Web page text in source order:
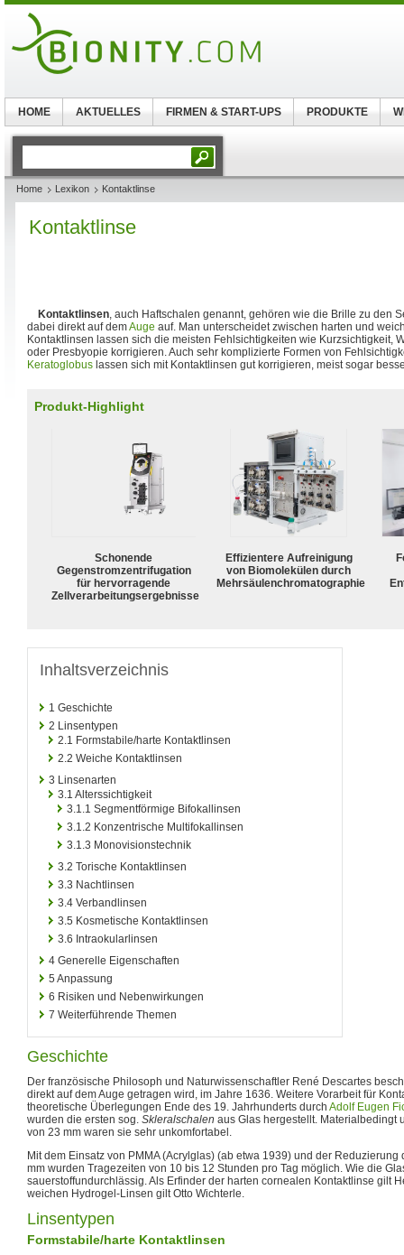
Home Lexikon Kontaktlinse
Kontaktlinse
Kontaktlinsen, auch Haftschalen genannt, gehören wie die Brille zu den
dabei direkt auf demAuge auf. Man unterscheidet zwischen harten und
Kontaktlinsen lassen sich die meisten Fehlsichtigkeiten wie Kurzsichtigkeit,
oder Presbyopie korrigieren. Auch sehr komplizierte Formen von
Keratoglobus lassen sich mit Kontaktlinsen gut korrigieren, meist sogar
Produkt-Highlight
Schonende
Gegenstromzentrifugation
für hervorragende
Zellverarbeitungsergebnisse
Effizientere Aufreinigung
von Biomolekülen durch
Mehrsäulenchromatographie
Inhaltsverzeichnis
1 Geschichte
2 Linsentypen
2.1 Formstabile/harte Kontaktlinsen
2.2 Weiche Kontaktlinsen
3 Linsenarten
3.1 Alterssichtigkeit
3.1.1 Segmentförmige Bifokallinsen
3.1.2 Konzentrische Multifokallinsen
3.1.3 Monovisionstechnik
3.2 Torische Kontaktlinsen
3.3 Nachtlinsen
3.4 Verbandlinsen
3.5 Kosmetische Kontaktlinsen
3.6 Intraokularlinsen
4 Generelle Eigenschaften
5 Anpassung
6 Risiken und Nebenwirkungen
7 Weiterführende Themen
Geschichte
Der französische Philosoph und Naturwissenschaftler René Descartes
direkt auf dem Auge getragen wird, im Jahre 1636. Weitere Vorarbeit für
theoretische Überlegungen Ende des 19. Jahrhunderts durch Adolf Eugen
wurden die ersten sog. Skleralschalen aus Glas hergestellt. Materialbedingt
von 23 mm waren sie sehr unkomfortabel.
Mit dem Einsatz von PMMA (Acrylglas) (ab etwa 1939) und der Reduzierung
mm wurden Tragezeiten von 10 bis 12 Stunden pro Tag möglich. Wie die
sauerstoffundurchlässig. Als Erfinder der harten cornealen Kontaktlinse gilt
weichen Hydrogel-Linsen gilt Otto Wichterle.
Linsentypen
Formstabile/harte Kontaktlinsen
HOME AKTUELLES FIRMEN & START-UPS PRODUKTE